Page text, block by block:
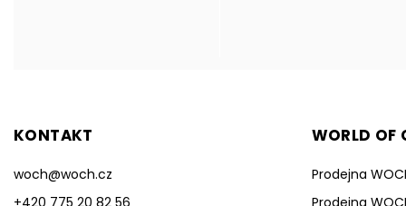
KONTAKT
woch@woch.cz
WORLD OF
Prodejna